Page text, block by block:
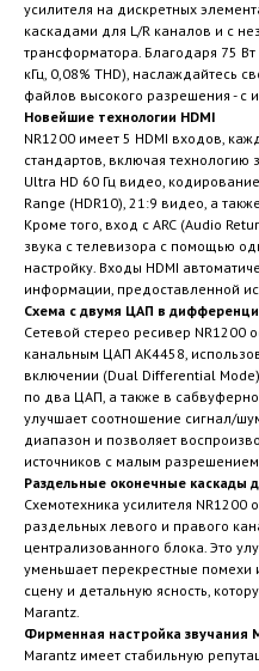
усилителя на дискретных
каскадами для L/R каналов и с
трансформатора. Благодаря 75
кГц, 0,08% THD), наслаждайтесь
файлов высокого разрешения - с
Новейшие технологии HDMI
NR1200 имеет 5 HDMI входов,
стандартов, включая технологию
Ultra HD 60 Гц видео,
Range (HDR10), 21:9 видео, а
Кроме того, вход с ARC (Audio
звука с телевизора с помощью
настройку. Входы HDMI
информации, предоставленной
Схема с двумя ЦАП в
Сетевой стерео ресивер NR1200
канальным ЦАП AK4458,
включении (Dual Differential
по два ЦАП, а также в
улучшает соотношение сигнал/
диапазон и позволяет
источников с малым
Раздельные оконечные каскады
Схемотехника усилителя NR1200
раздельных левого и правого
централизованного блока. Это
уменьшает перекрестные помехи
сцену и детальную ясность,
Marantz.
Фирменная настройка звучания
Marantz имеет стабильную